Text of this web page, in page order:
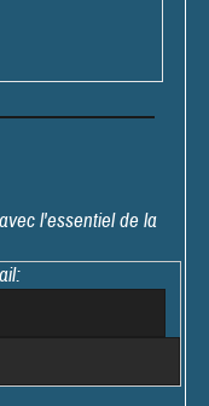
l'essentiel de la